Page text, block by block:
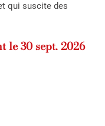
qui suscite des
le 30 sept. 2026